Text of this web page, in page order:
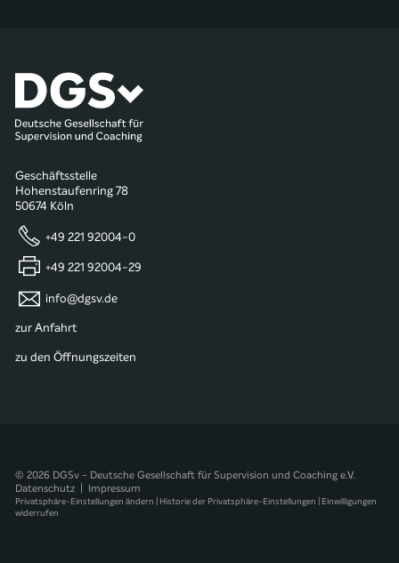
Geschäftsstelle
Hohenstaufenring 78
50674 Köln
+49 221 92004-0
+49 221 92004-29
info@dgsv.de
zur Anfahrt
zu den Öffnungszeiten
© 2026 DGSv - Deutsche Gesellschaft für Supervision und Coaching e.V.
Datenschutz
Impressum
Privatsphäre-Einstellungen ändern | Historie der Privatsphäre-Einstellungen | Einwilligungen
widerrufen